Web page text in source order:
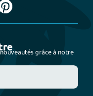
grâce à notre